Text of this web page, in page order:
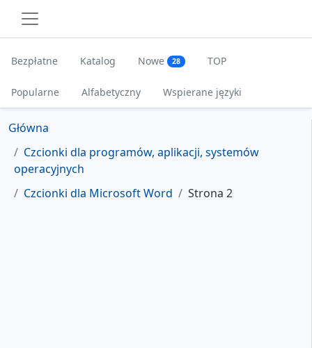
Bezpłatne Katalog Nowe 28 TOP
Popularne Alfabetyczny Wspierane języki
Główna
Czcionki dla programów, aplikacji, systemów
operacyjnych
Czcionki dla Microsoft Word
Strona 2